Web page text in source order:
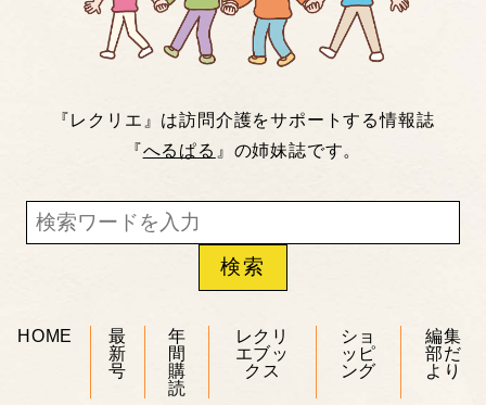
『レクリエ』は訪問介護をサポートする情報誌
『へるぱる 』の姉妹誌です。
HOME
最
新
号
年
間
購
読
レクリ
エブッ
クス
ショ
ッピ
ング
編集
部だ
より